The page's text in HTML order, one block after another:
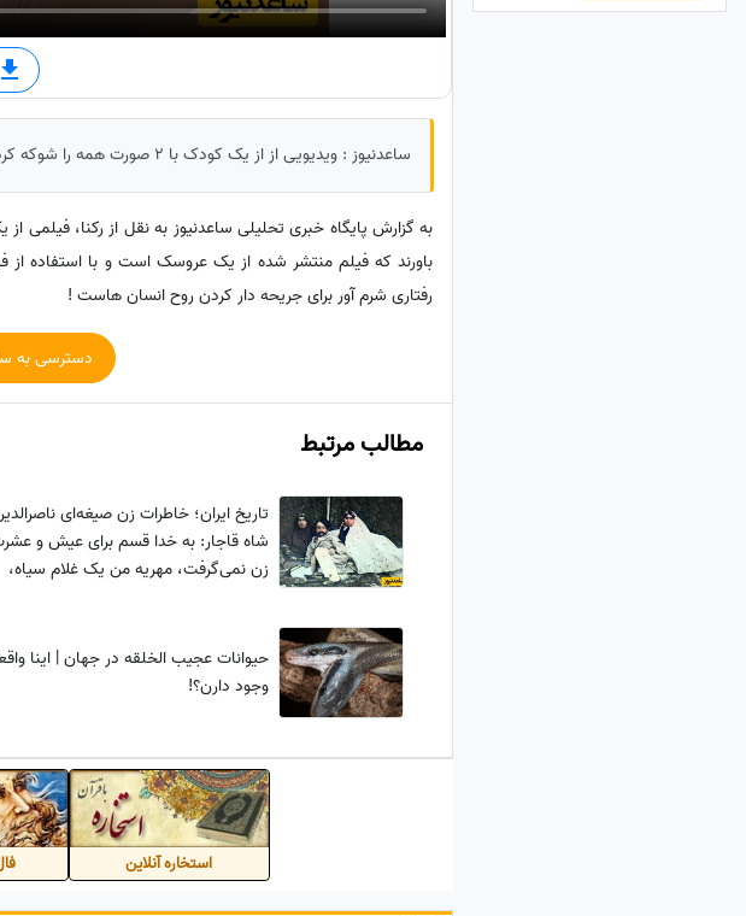
ساعدنیوز : ویدیویی از از یک کودک با 2 صورت همه را شوکه کرده است.
باورند که فیلم منتشر شده از یک عروسک است و با
رفتاری شرم آور برای جریحه دار کردن روح انسان هاست !
دسترسی به
مطالب مرتبط
تاریخ ایران؛ خاطرات زن صیغه‌ای
شاه قاجار: به خدا قسم برای عیش و
زن نمی‌گرفت، مهریه من یک غلام سیاه،
حیوانات عجیب الخلقه در جهان | اینا
وجود دارن؟!
استخاره آنلاین